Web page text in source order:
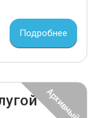
Подробнее